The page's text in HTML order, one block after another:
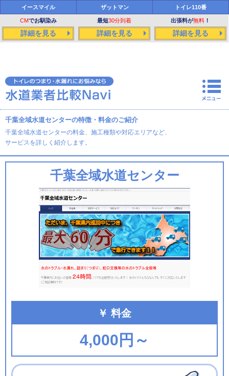
イースマイル ザットマン トイレ110番
CMでお馴染み 最短30分到着 出張料が無料 ！
詳細を見る 詳細を見る 詳細を見る
千葉全域水道センターの特徴・料金のご紹介
千葉全域水道センターの料金、施工種類や対応エリアなど、
サービスを詳しく紹介します。
千葉全域水道センター
￥ 料金
4,000円～